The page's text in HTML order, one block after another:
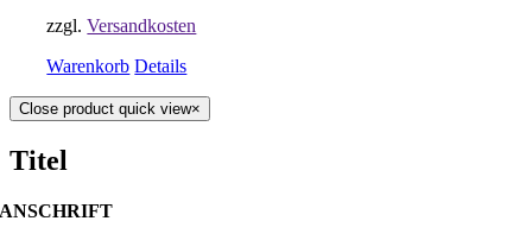
zzgl.Versandkosten
Warenkorb Details
Close product quick view×
Titel
ANSCHRIFT